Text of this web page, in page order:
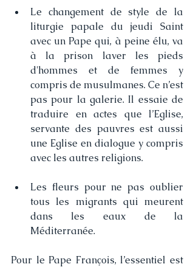
Le changement de style de la
liturgie papale du jeudi Saint
avec un Pape qui, à peine élu, va
à la prison laver les pieds
d'hommes et de femmes y
compris de musulmanes. Ce n’est
pas pour la galerie. Il essaie de
traduire en actes que l’Eglise,
servante des pauvres est aussi
une Eglise en dialogue y compris
avec les autres religions.
Les fleurs pour ne pas oublier
tous les migrants qui meurent
dans les eaux de la
Méditerranée.
Pour le Pape François, l’essentiel est